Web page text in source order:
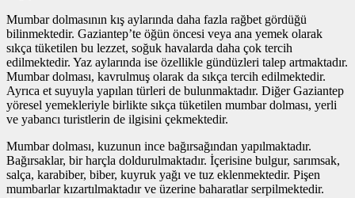
Mumbar dolmasının kış aylarında daha fazla rağbet gördüğü
bilinmektedir. Gaziantep’te öğün öncesi veya ana yemek olarak
sıkça tüketilen bu lezzet, soğuk havalarda daha çok tercih
edilmektedir. Yaz aylarında ise özellikle gündüzleri talep artmaktadır.
Mumbar dolması, kavrulmuş olarak da sıkça tercih edilmektedir.
Ayrıca et suyuyla yapılan türleri de bulunmaktadır. Diğer Gaziantep
yöresel yemekleriyle birlikte sıkça tüketilen mumbar dolması, yerli
ve yabancı turistlerin de ilgisini çekmektedir.
Mumbar dolması, kuzunun ince bağırsağından yapılmaktadır.
Bağırsaklar, bir harçla doldurulmaktadır. İçerisine bulgur, sarımsak,
salça, karabiber, biber, kuyruk yağı ve tuz eklenmektedir. Pişen
mumbarlar kızartılmaktadır ve üzerine baharatlar serpilmektedir.